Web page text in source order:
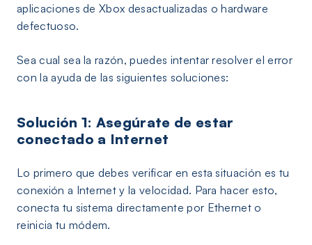
aplicaciones de Xbox desactualizadas o hardware
defectuoso.
Sea cual sea la razón, puedes intentar resolver el error
con la ayuda de las siguientes soluciones:
Solución 1: Asegúrate de estar
conectado a Internet
Lo primero que debes verificar en esta situación es tu
conexión a Internet y la velocidad. Para hacer esto,
conecta tu sistema directamente por Ethernet o
reinicia tu módem.